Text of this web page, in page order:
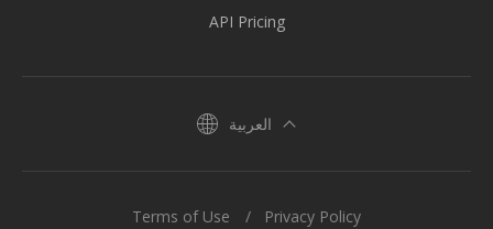
API Pricing
العربية
Terms of Use Privacy Policy